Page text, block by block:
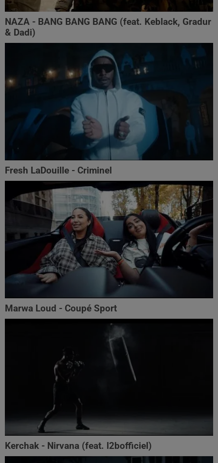
NAZA - BANG BANG BANG (feat. Keblack, Gradur
& Dadi)
Fresh LaDouille - Criminel
Marwa Loud - Coupé Sport
Kerchak - Nirvana (feat. ‪l2bofficiel‬)